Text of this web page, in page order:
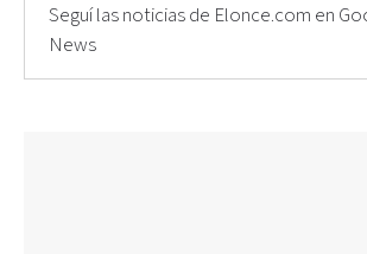
Seguí las noticias de Elonce.com en
News